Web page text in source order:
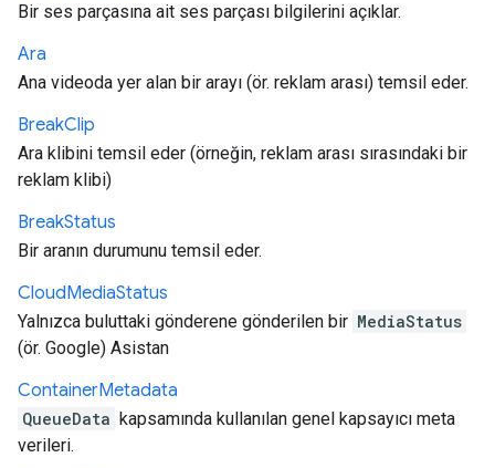
Bir ses parçasına ait ses parçası bilgilerini açıklar.
Ara
Ana videoda yer alan bir arayı (ör. reklam arası) temsil eder.
BreakClip
Ara klibini temsil eder (örneğin, reklam arası sırasındaki bir
reklam klibi)
BreakStatus
Bir aranın durumunu temsil eder.
CloudMediaStatus
Yalnızca buluttaki gönderene gönderilen bir MediaStatus
(ör. Google) Asistan
ContainerMetadata
QueueData kapsamında kullanılan genel kapsayıcı meta
verileri.